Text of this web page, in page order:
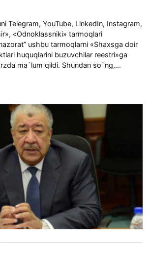
Telegram, YouTube, LinkedIn, Instagram,
«Odnoklassniki» tarmoqlari
ushbu tarmoqlarni «Shaxsga doir
huquqlarini buzuvchilar reestri»ga
ma`lum qildi. Shundan so`ng,...